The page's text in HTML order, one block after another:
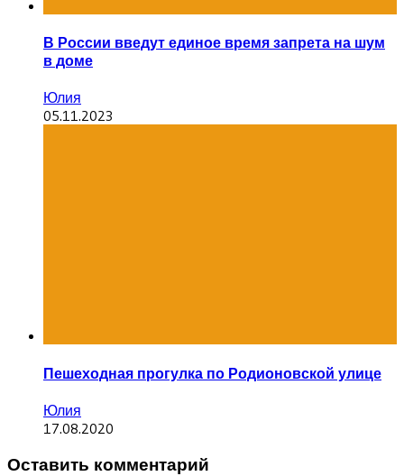
В России введут единое время запрета на шум
в доме
Юлия
05.11.2023
Пешеходная прогулка по Родионовской улице
Юлия
17.08.2020
Оставить комментарий